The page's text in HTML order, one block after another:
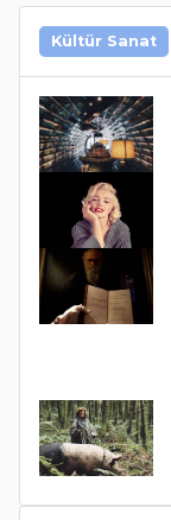
Kültür Sanat